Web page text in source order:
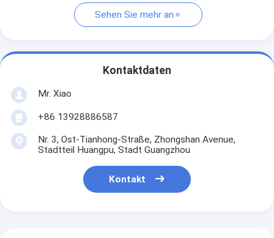
Sehen Sie mehr an
Kontaktdaten
Mr. Xiao
+86 13928886587
Nr. 3, Ost-Tianhong-Straße, Zhongshan Avenue,
Stadtteil Huangpu, Stadt Guangzhou
Kontakt